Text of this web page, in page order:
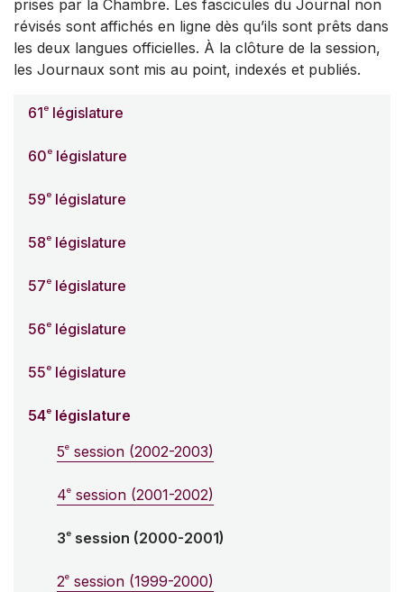
prises par la Chambre. Les fascicules du Journal non
révisés sont affichés en ligne dès qu’ils sont prêts dans
les deux langues officielles. À la clôture de la session,
les Journaux sont mis au point, indexés et publiés.
61e législature
60e législature
59e législature
58e législature
57e législature
56e législature
55e législature
54e législature
5e session (2002-2003)
4e session (2001-2002)
3e session (2000-2001)
2e session (1999-2000)